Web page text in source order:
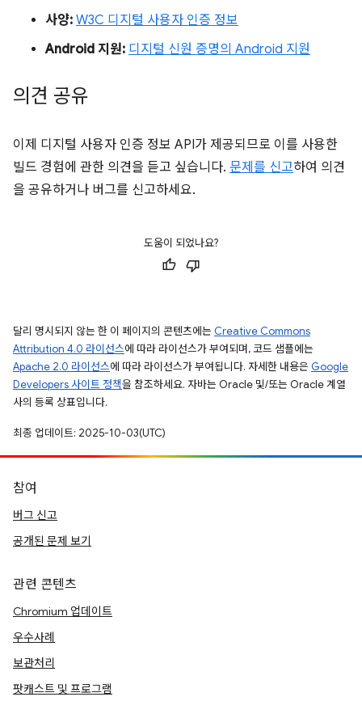
사양: W3C 디지털 사용자 인증 정보
Android 지원: 디지털 신원 증명의 Android 지원
의견 공유
이제 디지털 사용자 인증 정보 API가 제공되므로 이를 사용한
빌드 경험에 관한 의견을 듣고 싶습니다. 문제를 신고하여 의견
을 공유하거나 버그를 신고하세요.
도움이 되었나요?
달리 명시되지 않는 한 이 페이지의 콘텐츠에는 Creative Commons
Attribution 4.0 라이선스에 따라 라이선스가 부여되며, 코드 샘플에는
Apache 2.0 라이선스에 따라 라이선스가 부여됩니다. 자세한 내용은 Google
Developers 사이트 정책을 참조하세요. 자바는 Oracle 및/또는 Oracle 계열
사의 등록 상표입니다.
최종 업데이트: 2025-10-03(UTC)
참여
버그 신고
공개된 문제 보기
관련 콘텐츠
Chromium 업데이트
우수사례
보관처리
팟캐스트 및 프로그램